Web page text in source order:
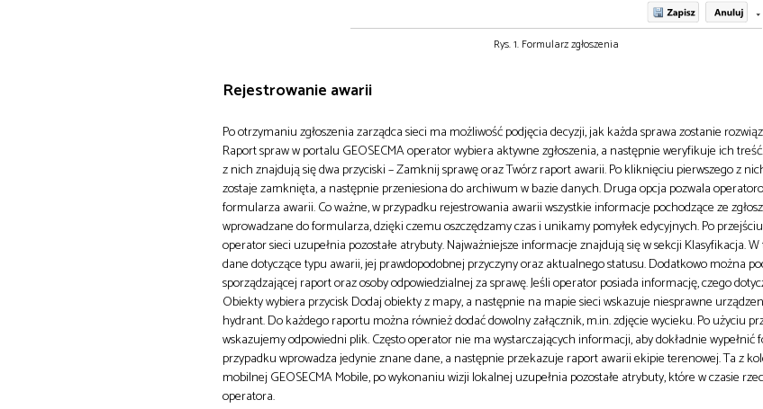
Rys. 1. Formularz zgłoszenia
Rejestrowanie awarii
Po otrzymaniu zgłoszenia zarządca sieci ma możliwość podjęcia decyzji, jak każda sprawa zostanie
Raport spraw w portalu GEOSECMA operator wybiera aktywne zgłoszenia, a następnie weryfikuje ich
z nich znajdują się dwa przyciski – Zamknij sprawę oraz Twórz raport awarii. Po kliknięciu pierwszego z
zostaje zamknięta, a następnie przeniesiona do archiwum w bazie danych. Druga opcja pozwala
formularza awarii. Co ważne, w przypadku rejestrowania awarii wszystkie informacje pochodzące ze
wprowadzane do formularza, dzięki czemu oszczędzamy czas i unikamy pomyłek edycyjnych. Po
operator sieci uzupełnia pozostałe atrybuty. Najważniejsze informacje znajdują się w sekcji Klasyfikacja.
dane dotyczące typu awarii, jej prawdopodobnej przyczyny oraz aktualnego statusu. Dodatkowo można
sporządzającej raport oraz osoby odpowiedzialnej za sprawę. Jeśli operator posiada informację, czego
Obiekty wybiera przycisk Dodaj obiekty z mapy, a następnie na mapie sieci wskazuje niesprawne
hydrant. Do każdego raportu można również dodać dowolny załącznik, m.in. zdjęcie wycieku. Po użyciu
wskazujemy odpowiedni plik. Często operator nie ma wystarczających informacji, aby dokładnie
przypadku wprowadza jedynie znane dane, a następnie przekazuje raport awarii ekipie terenowej. Ta z
mobilnej GEOSECMA Mobile, po wykonaniu wizji lokalnej uzupełnia pozostałe atrybuty, które w czasie
operatora.